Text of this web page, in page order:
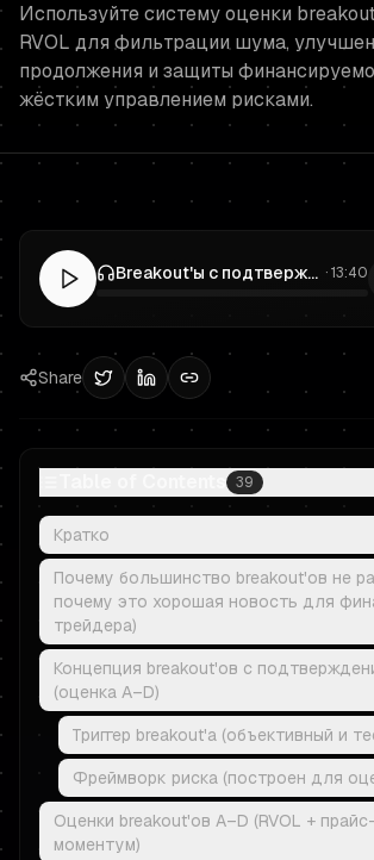
Используйте систему оценки
RVOL для фильтрации шума,
продолжения и защиты
жёстким управлением рисками.
Breakout'ы с подтверждением объёмом для Prop Trading: отфильтруйте шум, защитите финансируемый аккаунт ·13:40
Share
39
Кратко
Почему большинство breakout'ов не
почему это хорошая новость для
трейдера)
Концепция breakout'ов с
(оценка A–D)
Триггер breakout'а (объективный и
Фреймворк риска (построен для
Оценки breakout'ов A–D (RVOL +
моментум)